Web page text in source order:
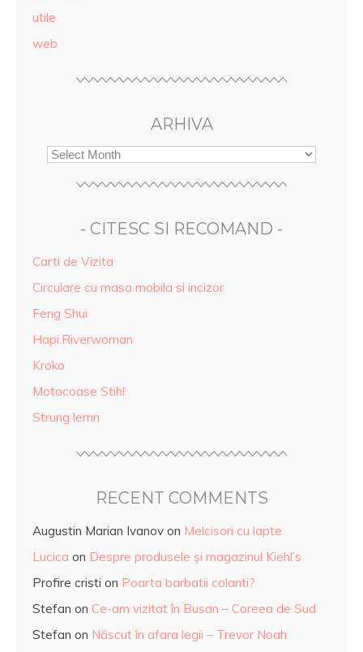
utile
web
ARHIVA
- CITESC SI RECOMAND -
Carti de Vizita
Circulare cu masa mobila si incizor
Feng Shui
Hapi.Riverwoman
Kroko
Motocoase Stihl
Strung lemn
RECENT COMMENTS
Augustin Marian Ivanov on Melcisori cu lapte
Lucica on Despre produsele și magazinul Kiehl’s
Profire cristi on Poarta barbatii colanti?
Stefan on Ce-am vizitat în Busan – Coreea de Sud
Stefan on Născut în afara legii – Trevor Noah